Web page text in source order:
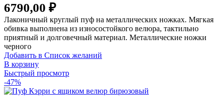
6790,00 ₽
Лаконичный круглый пуф на металлических ножках. Мягкая
обивка выполнена из износостойкого велюра, тактильно
приятный и долговечный материал. Металлические ножки
черного
Добавить в Список желаний
В корзину
Быстрый просмотр
-47%